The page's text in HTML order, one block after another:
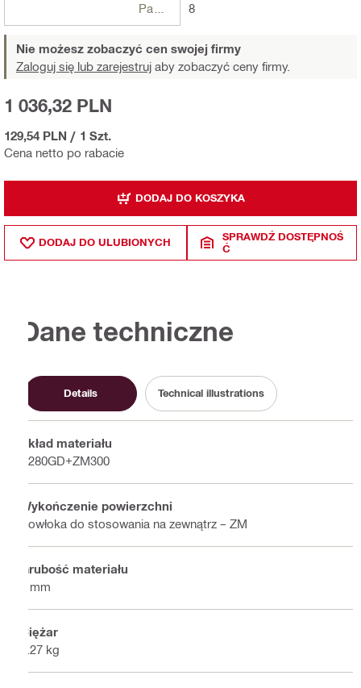
8
Nie możesz zobaczyć cen swojej firmy
Zaloguj się lub zarejestruj aby zobaczyć ceny firmy.
Cena netto po rabacie
1 036,32 PLN
129,54 PLN / 1 Szt.
DODAJ DO KOSZYKA
DODAJ DO ULUBIONYCH
SPRAWDŹ DOSTĘPNOŚ
Ć
Dane techniczne
Details Technical illustrations
Skład materiału
S280GD+ZM300
Wykończenie powierzchni
Powłoka do stosowania na zewnątrz – ZM
Grubość materiału
5 mm
Ciężar
0.27 kg